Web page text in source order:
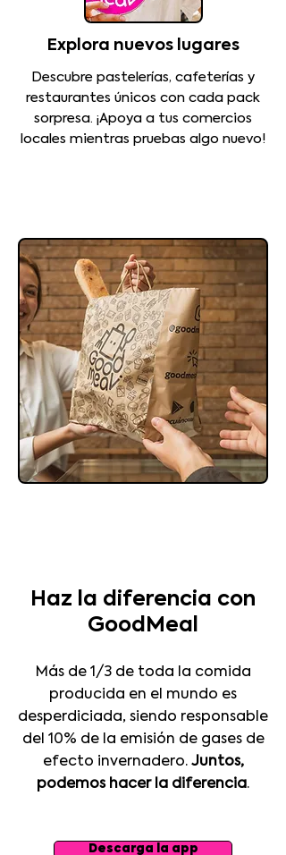
Explora nuevos lugares
Descubre pastelerías, cafeterías y
restaurantes únicos con cada pack
sorpresa. ¡Apoya a tus comercios
locales mientras pruebas algo nuevo!
Haz la diferencia con
GoodMeal
Más de 1/3 de toda la comida
producida en el mundo es
desperdiciada, siendo responsable
del 10% de la emisión de gases de
efecto invernadero. Juntos,
podemos hacer la diferencia.
Descarga la app